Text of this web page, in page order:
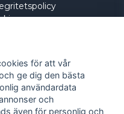
för att vår
ge dig den bästa
användardata
och
även för personlig och